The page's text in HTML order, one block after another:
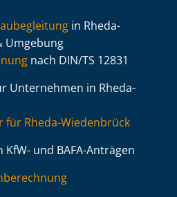
in Rheda-
Umgebung
nach DIN/TS 12831
Unternehmen in Rheda-
für Rheda-Wiedenbrück
KfW- und BAFA-Anträgen